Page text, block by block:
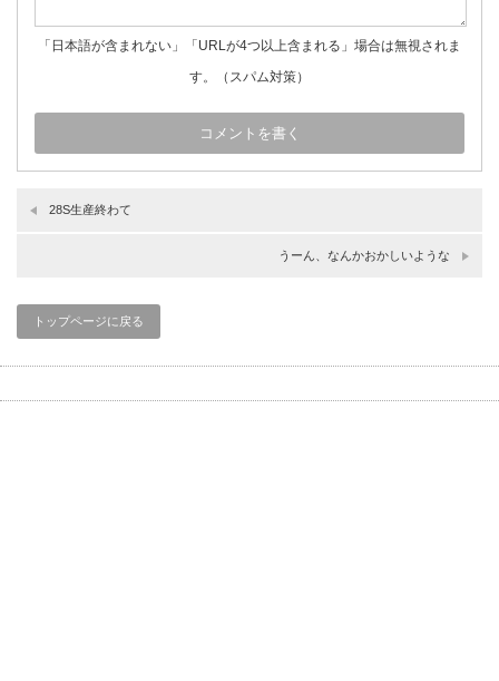
「日本語が含まれない」「URLが4つ以上含まれる」場合は無視されま
す。（スパム対策）
28S生産終わて
うーん、なんかおかしいような
トップページに戻る